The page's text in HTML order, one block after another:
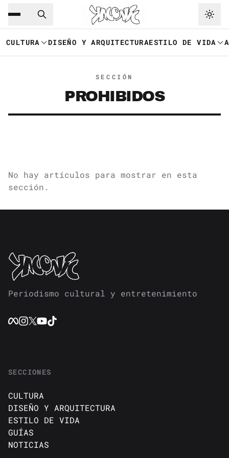
Saltar al contenido principal
CULTURA DISEÑO Y ARQUITECTURAESTILO DE VIDA
SECCIÓN
PROHIBIDOS
No hay artículos para mostrar en esta
sección.
Periodismo cultural y entretenimiento
SECCIONES
CULTURA
DISEÑO Y ARQUITECTURA
ESTILO DE VIDA
GUÍAS
NOTICIAS